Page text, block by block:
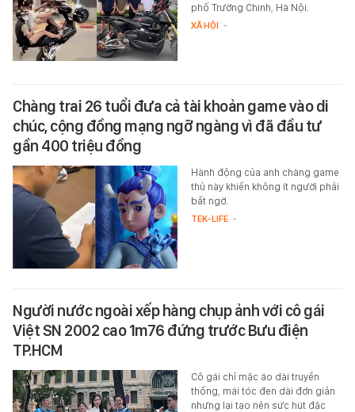
phố Trường Chinh, Hà Nội.
XÃ HỘI -
Chàng trai 26 tuổi đưa cả tài khoản game vào di
chúc, cộng đồng mạng ngỡ ngàng vì đã đầu tư
gần 400 triệu đồng
Hành động của anh chàng game
thủ này khiến không ít người phải
bất ngờ.
TEK-LIFE -
Người nước ngoài xếp hàng chụp ảnh với cô gái
Việt SN 2002 cao 1m76 đứng trước Bưu điện
TP.HCM
Cô gái chỉ mặc áo dài truyền
thống, mái tóc đen dài đơn giản
nhưng lại tạo nên sức hút đặc